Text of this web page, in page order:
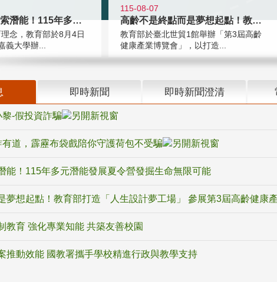
跨越限制，探索潛能！115年多元潛
念，教育部於8月4日
義大學辦...
115-08-07
高齡不是終點而是夢想起點！教育部打
教育部於臺北世貿1館舉辦「第3屆高齡
健康產業博覽會」，以打造...
即時新聞 即時新聞澄清
-假投資詐騙
道，霹靂布袋戲陪你守護荷包不受騙
能！115年多元潛能發展夏令營發掘生命無限可能
夢想起點！教育部打造「人生設計夢工場」 參展第3屆高齡健康
教育 強化專業知能 共築友善校園
推動效能 國教署攜手學校精進行政與教學支持